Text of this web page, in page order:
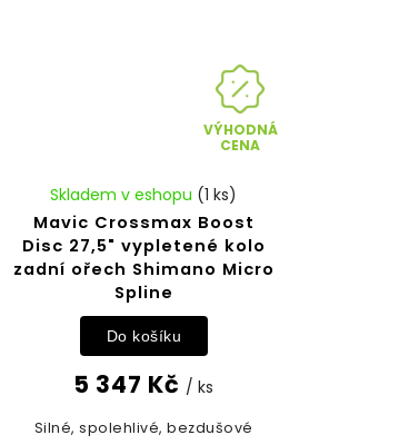
VÝHODNÁ
CENA
Mavic Crossmax Boost
Disc 27,5" vypletené kolo
zadní ořech Shimano Micro
Spline
Skladem v eshopu (1 ks)
5 347 Kč / ks
Do košíku
Silné, spolehlivé, bezdušové